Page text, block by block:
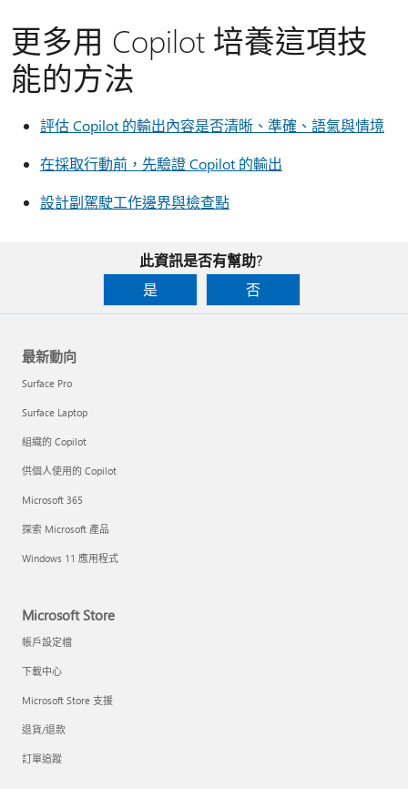
更多用 Copilot 培養這項技
能的方法
評估 Copilot 的輸出內容是否清晰、準確、語氣與情境
在採取行動前，先驗證 Copilot 的輸出
設計副駕駛工作邊界與檢查點
此資訊是否有幫助?
是
否
最新動向
Surface Pro
Surface Laptop
組織的 Copilot
供個人使用的 Copilot
Microsoft 365
探索 Microsoft 產品
Windows 11 應用程式
Microsoft Store
帳戶設定檔
下載中心
Microsoft Store 支援
退貨/退款
訂單追蹤